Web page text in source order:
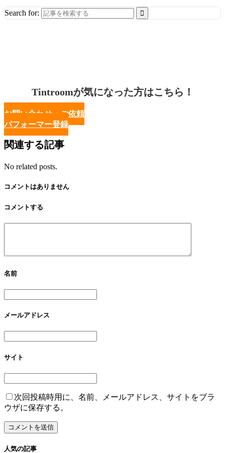
Search for:
Tintroomが気になった方はこちら！
お問い合わせ・ご依頼
パフォーマー登録
関連する記事
No related posts.
コメントはありません
コメントする
名前
メールアドレス
サイト
次回投稿時用に、名前、メールアドレス、サイトをブラ
ウザに保存する。
人気の記事